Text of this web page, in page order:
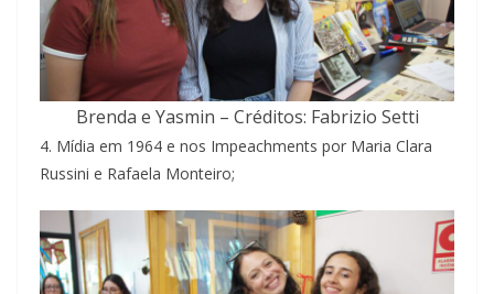
Brenda e Yasmin – Créditos: Fabrizio Setti
4. Mídia em 1964 e nos Impeachments por Maria Clara
Russini e Rafaela Monteiro;